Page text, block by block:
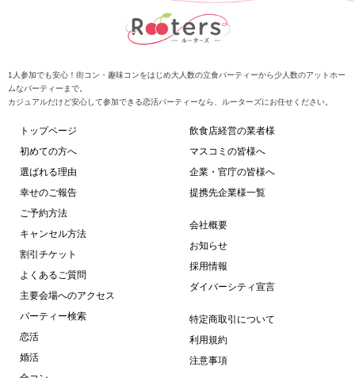
1人参加でも安心！街コン・趣味コンをはじめ大人数の立食パーティーから少人数のアットホー
ムなパーティーまで。
カジュアルだけど安心して参加できる恋活パーティーなら、ルーターズにお任せください。
トップページ
初めての方へ
選ばれる理由
幸せのご報告
ご予約方法
キャンセル方法
割引チケット
よくあるご質問
主要会場へのアクセス
パーティー検索
恋活
婚活
飲食店経営の業者様
マスコミの皆様へ
企業・官庁の皆様へ
提携先企業様一覧
会社概要
お知らせ
採用情報
ダイバーシティ宣言
特定商取引について
利用規約
注意事項